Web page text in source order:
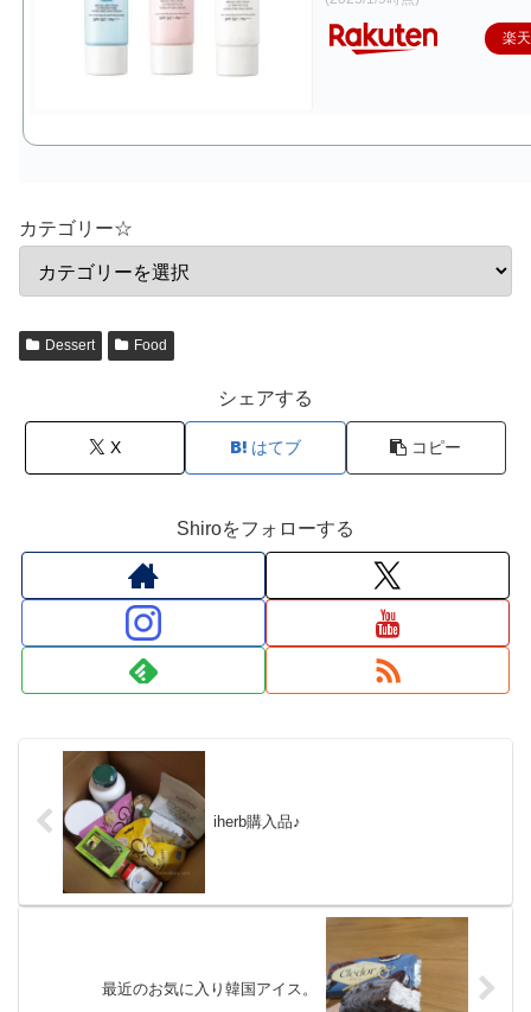
楽
カテゴリー☆
Dessert Food
シェアする
X はてブ コピー
Shiroをフォローする
iherb購入品♪
最近のお気に入り韓国アイス。